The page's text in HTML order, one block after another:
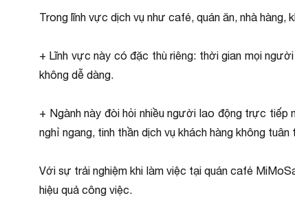
Trong lĩnh vực dịch vụ như café, quán ăn, nhà hàng,
+ Lĩnh vực này có đặc thù riêng: thời gian mọi
không dễ dàng.
+ Ngành này đòi hỏi nhiều người lao động trực
nghỉ ngang, tinh thần dịch vụ khách hàng không
Với sự trải nghiệm khi làm việc tại quán café
hiệu quả công việc.